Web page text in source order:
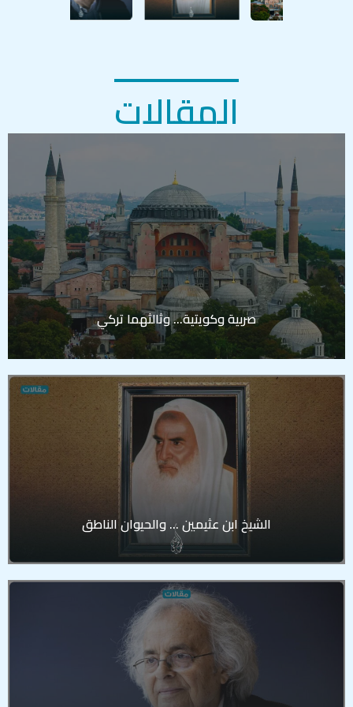
المقالات
صربية وكويتية… وثالثهما تركي
الشيخ ابن عثيمين … والحيوان الناطق